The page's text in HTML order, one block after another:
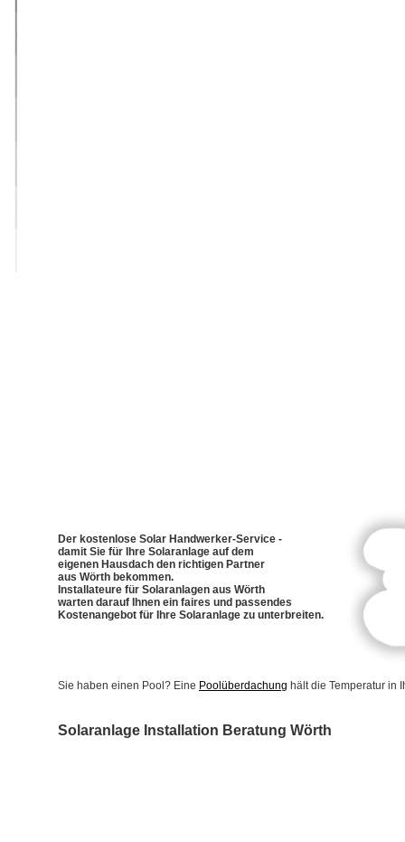
Der kostenlose Solar Handwerker-Service -
damit Sie für Ihre Solaranlage auf dem
eigenen Hausdach den richtigen Partner
aus Wörth bekommen.
Installateure für Solaranlagen aus Wörth
warten darauf Ihnen ein faires und passendes
Kostenangebot für Ihre Solaranlage zu unterbreiten.
Sie haben einen Pool? Eine Poolüberdachung hält die Temperatur in
Solaranlage Installation Beratung Wörth